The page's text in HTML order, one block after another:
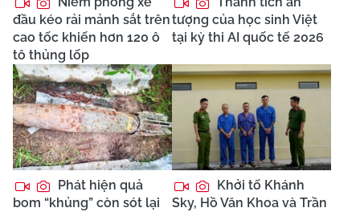
đầu kéo rải mảnh sắt trên
cao tốc khiến hơn 120 ô
tô thủng lốp
tượng của học sinh Việt
tại kỳ thi AI quốc tế 2026
Phát hiện quả
bom “khủng” còn sót lại
Khởi tố Khánh
Sky, Hồ Văn Khoa và Trần